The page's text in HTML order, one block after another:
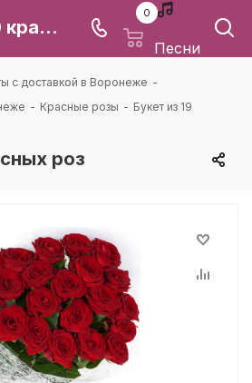
Букет из 19 красных роз: цена и доставка в Воронеже | Каталея
0
Песни
с доставкой в Воронеже -
- Красные розы - Букет из 19
роз